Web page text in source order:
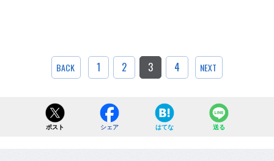
BACK 1 2 3 4 NEXT
ポスト シェア はてな 送る